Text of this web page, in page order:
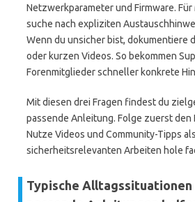
Netzwerkparameter und Firmware.
suche nach expliziten
Wenn du unsicher bist, dokumentiere
oder kurzen Videos. So bekommen
Forenmitglieder schneller konkrete
Mit diesen drei Fragen findest du
passende Anleitung. Folge zuerst
Nutze Videos und Community-Tipps
sicherheitsrelevanten Arbeiten hole
Typische Alltagssituationen